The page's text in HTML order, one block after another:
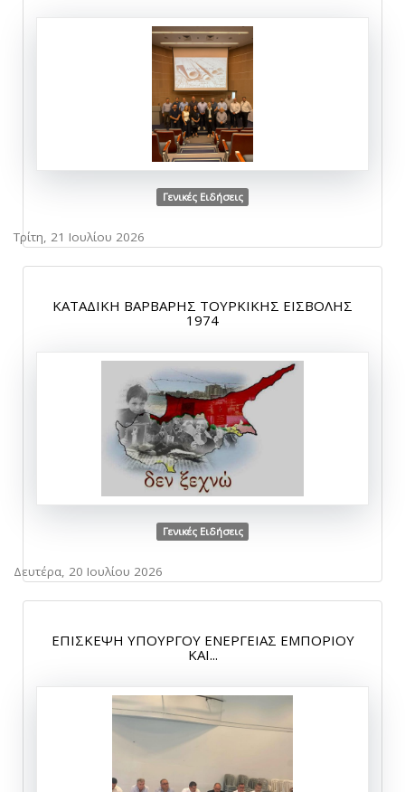
Γενικές Ειδήσεις
Τρίτη, 21 Ιουλίου 2026
ΚΑΤΑΔΙΚΗ ΒΑΡΒΑΡΗΣ ΤΟΥΡΚΙΚΗΣ ΕΙΣΒΟΛΗΣ
1974
Γενικές Ειδήσεις
Δευτέρα, 20 Ιουλίου 2026
ΕΠΙΣΚΕΨΗ ΥΠΟΥΡΓΟΥ ΕΝΕΡΓΕΙΑΣ ΕΜΠΟΡΙΟΥ
ΚΑΙ...